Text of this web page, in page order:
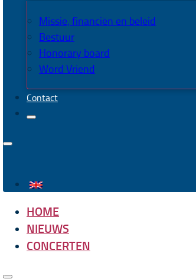
Missie, financiën en beleid
Bestuur
Honorary board
Word Vriend
Contact
HOME
NIEUWS
CONCERTEN